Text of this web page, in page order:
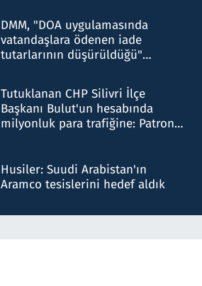
DMM, "DOA uygulamasında
vatandaşlara ödenen iade
tutarlarının düşürüldüğü"
Tutuklanan CHP Silivri İlçe
Başkanı Bulut'un hesabında
milyonluk para trafiğine: Patron
Husiler: Suudi Arabistan'ın
Aramco tesislerini hedef aldık